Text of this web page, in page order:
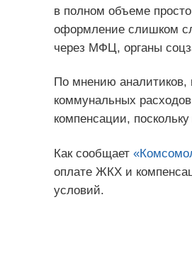
в полном объеме
оформление слишком
через МФЦ, органы
По мнению аналитиков,
коммунальных
компенсации,
Как сообщает
оплате ЖКХ и
условий.